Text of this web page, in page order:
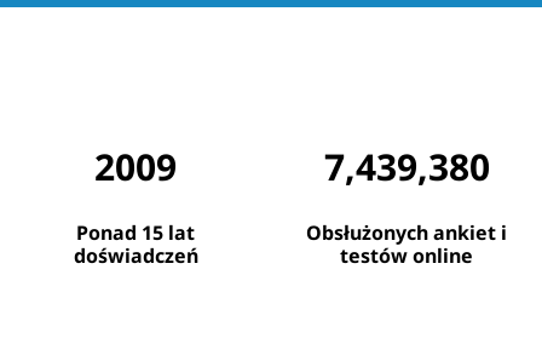
2009
Ponad 15 lat
doświadczeń
7,439,380
Obsłużonych ankiet i
testów online